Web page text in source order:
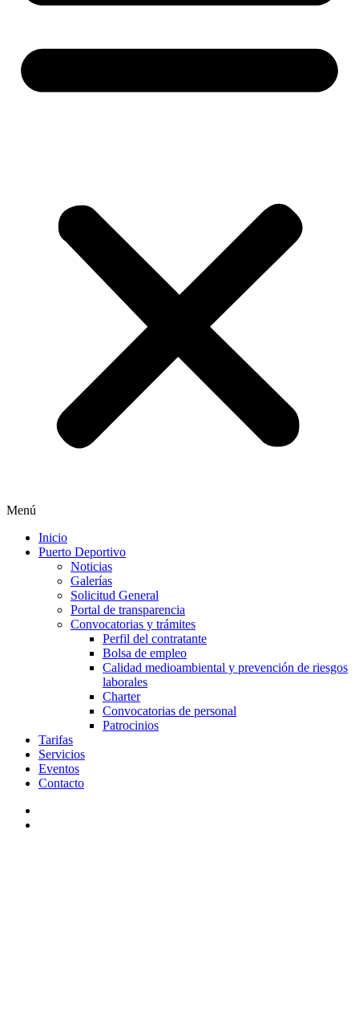
Menú
Inicio
Puerto Deportivo
Noticias
Galerías
Solicitud General
Portal de transparencia
Convocatorias y trámites
Perfil del contratante
Bolsa de empleo
Calidad medioambiental y prevención de riesgos
laborales
Charter
Convocatorias de personal
Patrocinios
Tarifas
Servicios
Eventos
Contacto